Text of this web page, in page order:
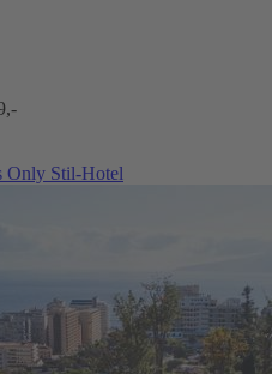
Stil-Hotel